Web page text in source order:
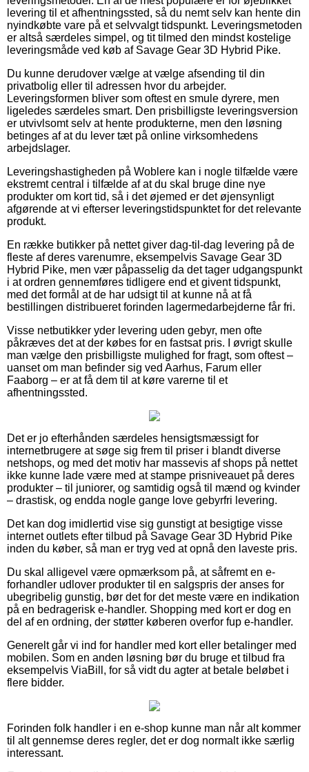
levering til et afhentningssted, så du nemt selv kan hente din
nyindkøbte vare på et selvvalgt tidspunkt. Leveringsmetoden
er altså særdeles simpel, og tit tilmed den mindst kostelige
leveringsmåde ved køb af Savage Gear 3D Hybrid Pike.
Du kunne derudover vælge at vælge afsending til din
privatbolig eller til adressen hvor du arbejder.
Leveringsformen bliver som oftest en smule dyrere, men
ligeledes særdeles smart. Den prisbilligste leveringsversion
er utvivlsomt selv at hente produkterne, men den løsning
betinges af at du lever tæt på online virksomhedens
arbejdslager.
Leveringshastigheden på Woblere kan i nogle tilfælde være
ekstremt central i tilfælde af at du skal bruge dine nye
produkter om kort tid, så i det øjemed er det øjensynligt
afgørende at vi efterser leveringstidspunktet for det relevante
produkt.
En række butikker på nettet giver dag-til-dag levering på de
fleste af deres varenumre, eksempelvis Savage Gear 3D
Hybrid Pike, men vær påpasselig da det tager udgangspunkt
i at ordren gennemføres tidligere end et givent tidspunkt,
med det formål at de har udsigt til at kunne nå at få
bestillingen distribueret forinden lagermedarbejderne får fri.
Visse netbutikker yder levering uden gebyr, men ofte
påkræves det at der købes for en fastsat pris. I øvrigt skulle
man vælge den prisbilligste mulighed for fragt, som oftest –
uanset om man befinder sig ved Aarhus, Farum eller
Faaborg – er at få dem til at køre varerne til et
afhentningssted.
Det er jo efterhånden særdeles hensigtsmæssigt for
internetbrugere at søge sig frem til priser i blandt diverse
netshops, og med det motiv har massevis af shops på nettet
ikke kunne lade være med at stampe prisniveauet på deres
produkter – til juniorer, og samtidig også til mænd og kvinder
– drastisk, og endda nogle gange love gebyrfri levering.
Det kan dog imidlertid vise sig gunstigt at besigtige visse
internet outlets efter tilbud på Savage Gear 3D Hybrid Pike
inden du køber, så man er tryg ved at opnå den laveste pris.
Du skal alligevel være opmærksom på, at såfremt en e-
forhandler udlover produkter til en salgspris der anses for
ubegribelig gunstig, bør det for det meste være en indikation
på en bedragerisk e-handler. Shopping med kort er dog en
del af en ordning, der støtter køberen overfor fup e-handler.
Generelt går vi ind for handler med kort eller betalinger med
mobilen. Som en anden løsning bør du bruge et tilbud fra
eksempelvis ViaBill, for så vidt du agter at betale beløbet i
flere bidder.
Forinden folk handler i en e-shop kunne man når alt kommer
til alt gennemse deres regler, det er dog normalt ikke særlig
interessant.